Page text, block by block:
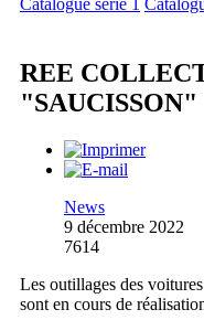
REE
"SAUCISSON"
News
9 décembre 2022
7614
Les outillages des
sont en cours de